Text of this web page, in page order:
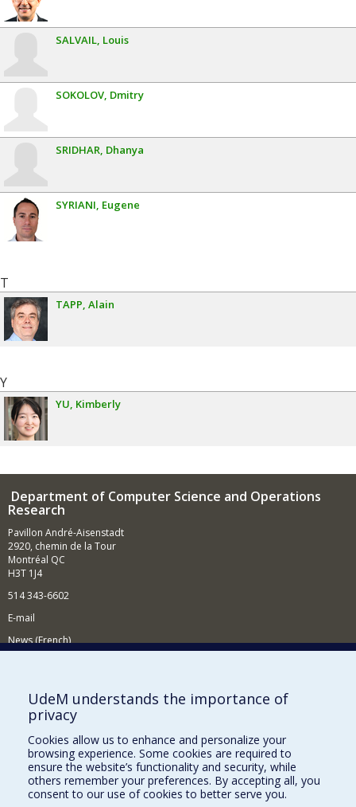
SALVAIL Louis
SOKOLOV Dmitry
SRIDHAR Dhanya
SYRIANI Eugene
T
TAPP Alain
Y
YU Kimberly
Department of Computer Science and Operations
Research
Pavillon André-Aisenstadt
2920, chemin de la Tour
Montréal QC
H3T 1J4
514 343-6602
E-mail
News (French)
Supporting the Department
NEED HELP?
Site map
Report a problem
Accessibility
UdeM understands the importance of
privacy
Cookies allow us to enhance and personalize your
browsing experience. Some cookies are required to
ensure the website’s functionality and security, while
others remember your preferences. By accepting all, you
consent to our use of cookies to better serve you.